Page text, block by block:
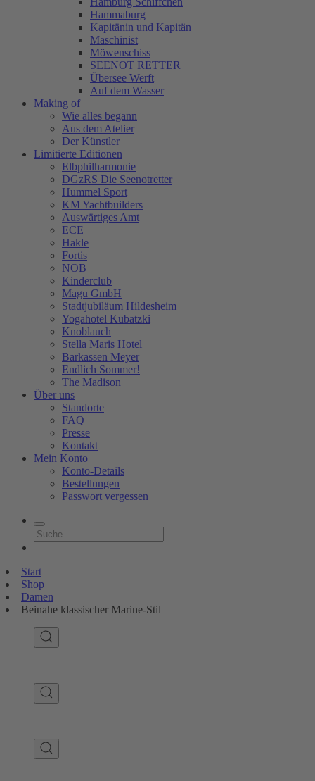
Hammaburg
Kapitänin und Kapitän
Maschinist
Möwenschiss
SEENOT RETTER
Übersee Werft
Auf dem Wasser
Making of
Wie alles begann
Aus dem Atelier
Der Künstler
Limitierte Editionen
Elbphilharmonie
DGzRS Die Seenotretter
Hummel Sport
KM Yachtbuilders
Auswärtiges Amt
ECE
Hakle
Fortis
NOB
Kinderclub
Magu GmbH
Stadtjubiläum Hildesheim
Yogahotel Kubatzki
Knoblauch
Stella Maris Hotel
Barkassen Meyer
Endlich Sommer!
The Madison
Über uns
Standorte
FAQ
Presse
Kontakt
Mein Konto
Konto-Details
Bestellungen
Passwort vergessen
Start
Shop
Damen
Beinahe klassischer Marine-Stil